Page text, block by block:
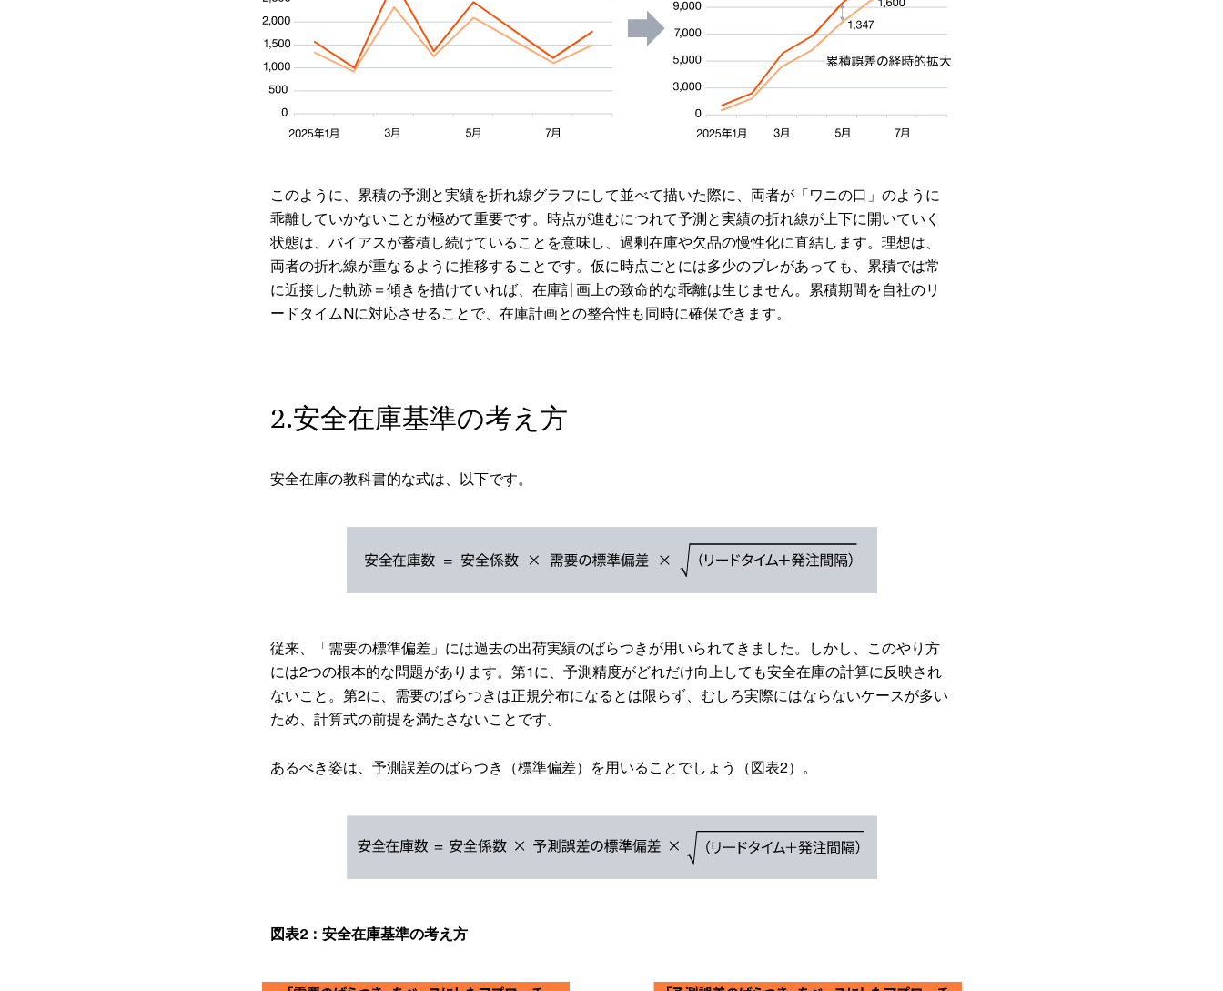
このように、累積の予測と実績を折れ線グラフにして並べて描いた際に、両者が「ワニの口」のように
乖離していかないことが極めて重要です。時点が進むにつれて予測と実績の折れ線が上下に開いていく
状態は、バイアスが蓄積し続けていることを意味し、過剰在庫や欠品の慢性化に直結します。理想は、
両者の折れ線が重なるように推移することです。仮に時点ごとには多少のブレがあっても、累積では常
に近接した軌跡＝傾きを描けていれば、在庫計画上の致命的な乖離は生じません。累積期間を自社のリ
ードタイムNに対応させることで、在庫計画との整合性も同時に確保できます。
2.安全在庫基準の考え方
安全在庫の教科書的な式は、以下です。
従来、「需要の標準偏差」には過去の出荷実績のばらつきが用いられてきました。しかし、このやり方
には2つの根本的な問題があります。第1に、予測精度がどれだけ向上しても安全在庫の計算に反映され
ないこと。第2に、需要のばらつきは正規分布になるとは限らず、むしろ実際にはならないケースが多い
ため、計算式の前提を満たさないことです。
あるべき姿は、予測誤差のばらつき（標準偏差）を用いることでしょう（図表2）。
図表2：安全在庫基準の考え方